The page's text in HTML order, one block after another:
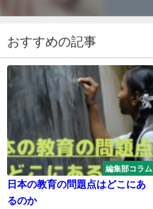
おすすめの記事
編集部コラム
日本の教育の問題点はどこにあ
るのか